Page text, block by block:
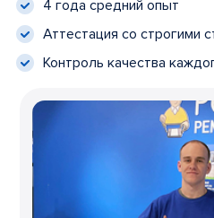
4 года средний опыт
Аттестация со строгими
Контроль качества